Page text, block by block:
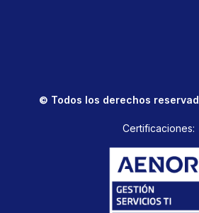
© Todos los derechos
Certificaciones: